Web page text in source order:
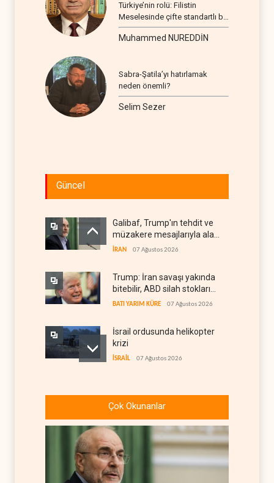
Türkiye’nin rolü: Filistin
Meselesinde çifte standartlı bir
seyir
Muhammed NUREDDİN
Sabra-Şatila’yı hatırlamak
neden önemli?
Selim Sezer
Güncel
Galibaf, Trump'ın tehdit ve
müzakere mesajlarıyla alay
etti
İRAN 07 Ağustos 2026
Trump: İran savaşı yakında
bitebilir, ABD silah stokları
zorlanıyor
BATI YARIM KÜRE 07 Ağustos 2026
İsrail ordusunda helikopter
krizi
İSRAİL 07 Ağustos 2026
yerine askeri üs projesi
UNICEF: Gazze'de
ateşkesten bu yana 300
çocuk öldürüldü
FİLİSTİN
Çok Okunanlar